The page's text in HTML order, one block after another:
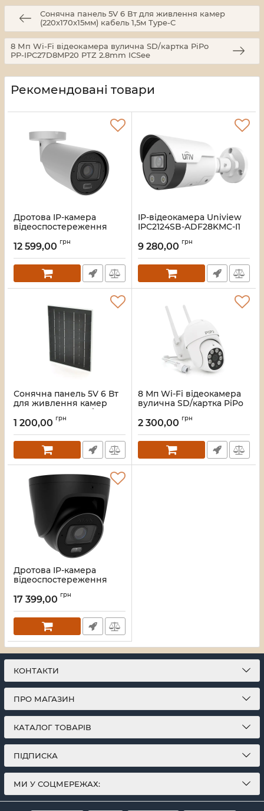
Сонячна панель 5V 6 Вт для живлення камер
(220х170x15мм) кабель 1,5м Type-C
8 Мп Wi-Fi відеокамера вулична SD/картка PiPo
PP-IPC27D8MP20 PTZ 2.8mm ICSee
Рекомендовані товари
Дротова IP-камера
відеоспостереження
Mp) White
Артикул:45_000063782
12 599,00 грн
IP-відеокамера Uniview
IPC2124SB-ADF28KMC-I1
9 280,00 грн
Сонячна панель 5V 6 Вт
для живлення камер
(220х170x15мм) кабель
1,5м Type-C
Артикул:43621
1 200,00 грн
8 Мп Wi-Fi відеокамера
вулична SD/картка PiPo
2.8mm ICSee
Артикул:42138
2 300,00 грн
Дротова IP-камера
відеоспостереження
Mp) Black (126282.197.BL1)
Артикул:45_000063797
17 399,00 грн
КОНТАКТИ
ПРО МАГАЗИН
КАТАЛОГ ТОВАРІВ
ПІДПИСКА
МИ У СОЦМЕРЕЖАХ: